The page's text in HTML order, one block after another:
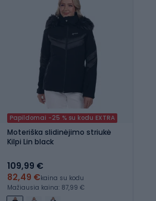
Papildomai -25 % su kodu EXTRA
Moteriška slidinėjimo striukė
Kilpi Lin black
109,99 €
82,49 €kaina su kodu
Mažiausia kaina: 87,99 €